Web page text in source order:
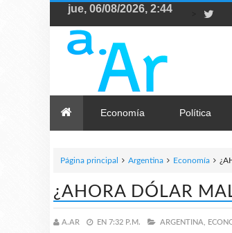
Economía Política
Página principal Argentina Economía
¿AHORA DÓLAR
A.AR EN 7:32 P.M. ARGENTINA,